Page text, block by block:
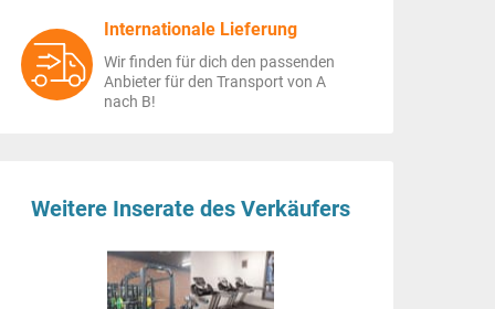
Internationale Lieferung
Wir finden für dich den passenden
Anbieter für den Transport von A
nach B!
Weitere Inserate des Verkäufers